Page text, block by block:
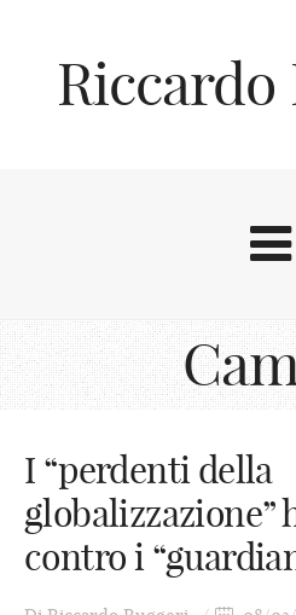
Riccardo
I “perdenti della
globalizzazione”
contro i